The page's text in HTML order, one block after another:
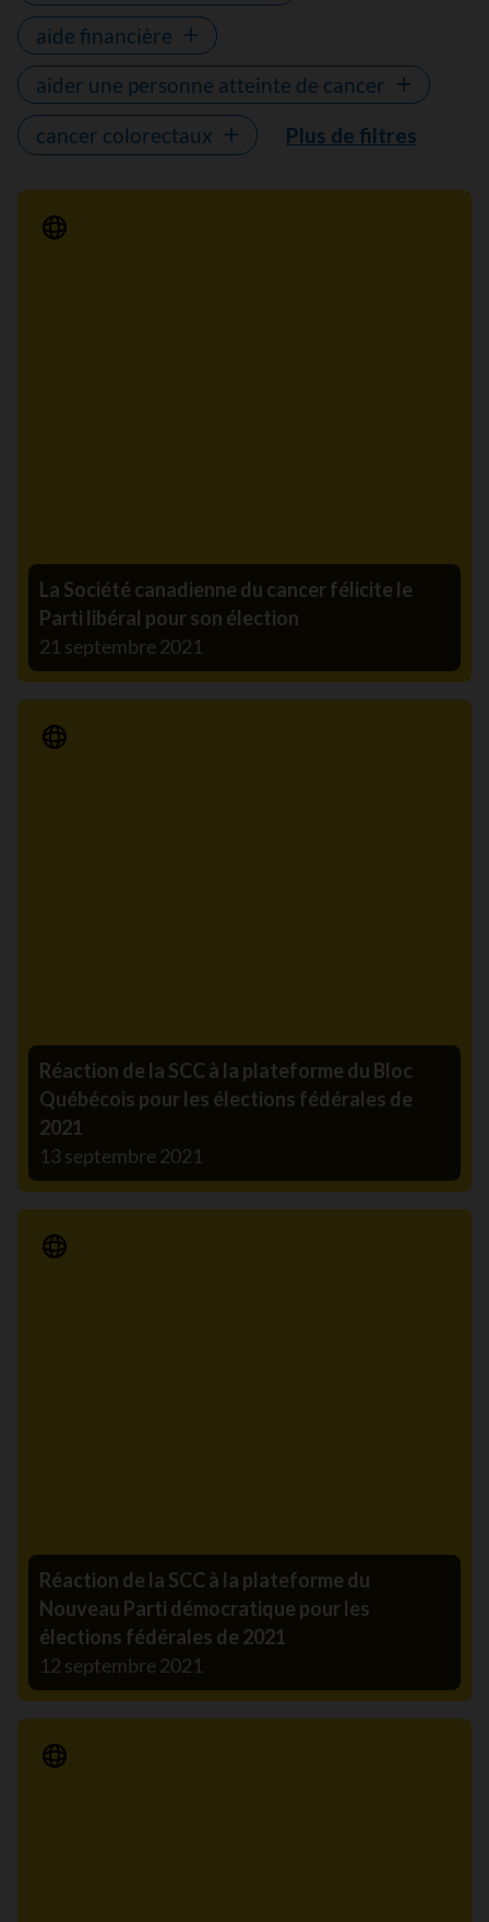
aide financière
aider une personne atteinte de cancer
cancer colorectaux
Plus de filtres
Communiqué de presse
La Société canadienne du cancer félicite le
Parti libéral pour son élection
21 septembre 2021
Communiqué de presse
Réaction de la SCC à la plateforme du Bloc
Québécois pour les élections fédérales de
2021
13 septembre 2021
Communiqué de presse
Réaction de la SCC à la plateforme du
Nouveau Parti démocratique pour les
élections fédérales de 2021
12 septembre 2021
Communiqué de presse